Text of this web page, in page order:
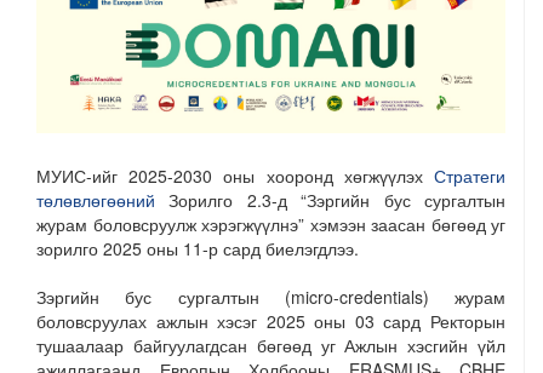
МУИС-ийг 2025-2030 оны хооронд хөгжүүлэх Стратеги
төлөвлөгөөний Зорилго 2.3-д “Зэргийн бус сургалтын
журам боловсруулж хэрэгжүүлнэ” хэмээн заасан бөгөөд уг
зорилго 2025 оны 11-р сард биелэгдлээ.
Зэргийн бус сургалтын (micro-credentials) журам
боловсруулах ажлын хэсэг 2025 оны 03 сард Ректорын
тушаалаар байгуулагдсан бөгөөд уг Ажлын хэсгийн үйл